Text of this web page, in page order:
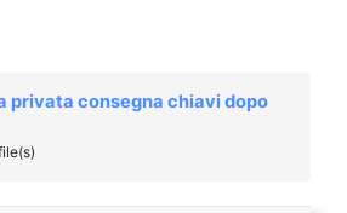
privata consegna chiavi dopo